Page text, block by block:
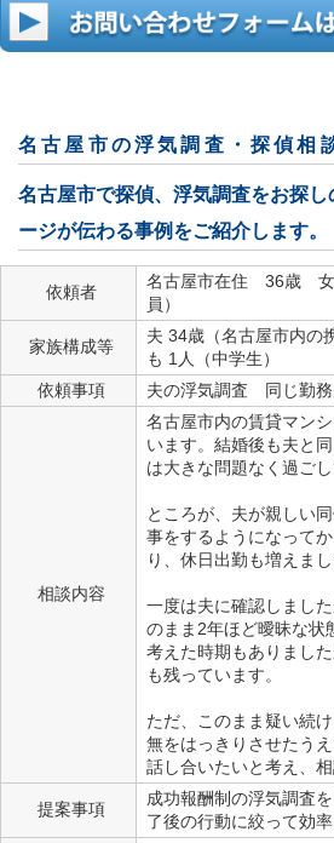
名古屋市の浮気調査・探偵相
名古屋市で探偵、浮気調査をお探
ージが伝わる事例をご紹介します。
依頼者
名古屋市在住 36歳 女
員）
家族構成等
夫 34歳（名古屋市内の
も 1人（中学生）
依頼事項
夫の浮気調査 同じ勤
相談内容
名古屋市内の賃貸マン
います。結婚後も夫と
は大きな問題なく過ごし
ところが、夫が親しい
事をするようになって
り、休日出勤も増えまし
一度は夫に確認しまし
のまま2年ほど曖昧な状
考えた時期もありまし
も残っています。
ただ、このまま疑い続
無をはっきりさせたう
話し合いたいと考え、相
提案事項
成功報酬制の浮気調査
了後の行動に絞って効率